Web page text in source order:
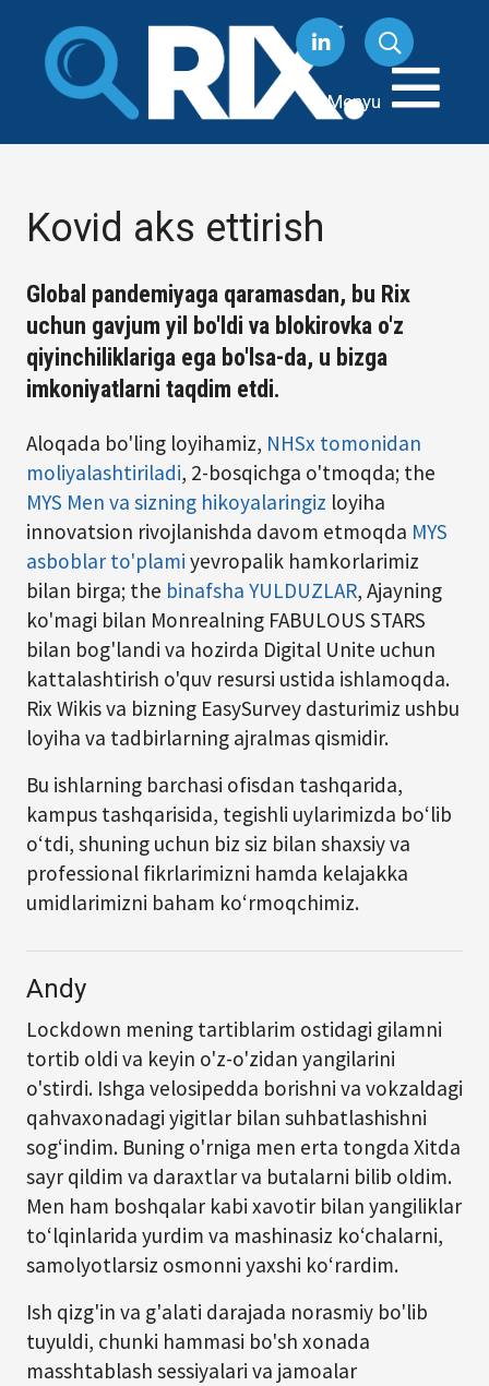
Menyu
Kovid aks ettirish
Global pandemiyaga qaramasdan, bu Rix
uchun gavjum yil bo'ldi va blokirovka o'z
qiyinchiliklariga ega bo'lsa-da, u bizga
imkoniyatlarni taqdim etdi.
Aloqada bo'ling loyihamiz, NHSx tomonidan
moliyalashtiriladi, 2-bosqichga o'tmoqda; the
MYS Men va sizning hikoyalaringiz loyiha
innovatsion rivojlanishda davom etmoqda MYS
asboblar to'plami yevropalik hamkorlarimiz
bilan birga; the binafsha YULDUZLAR, Ajayning
ko'magi bilan Monrealning FABULOUS STARS
bilan bog'landi va hozirda Digital Unite uchun
kattalashtirish o'quv resursi ustida ishlamoqda.
Rix Wikis va bizning EasySurvey dasturimiz ushbu
loyiha va tadbirlarning ajralmas qismidir.
Bu ishlarning barchasi ofisdan tashqarida,
kampus tashqarisida, tegishli uylarimizda bo‘lib
o‘tdi, shuning uchun biz siz bilan shaxsiy va
professional fikrlarimizni hamda kelajakka
umidlarimizni baham ko‘rmoqchimiz.
Andy
Lockdown mening tartiblarim ostidagi gilamni
tortib oldi va keyin o'z-o'zidan yangilarini
o'stirdi. Ishga velosipedda borishni va vokzaldagi
qahvaxonadagi yigitlar bilan suhbatlashishni
sog‘indim. Buning o'rniga men erta tongda Xitda
sayr qildim va daraxtlar va butalarni bilib oldim.
Men ham boshqalar kabi xavotir bilan yangiliklar
to‘lqinlarida yurdim va mashinasiz ko‘chalarni,
samolyotlarsiz osmonni yaxshi ko‘rardim.
Ish qizg'in va g'alati darajada norasmiy bo'lib
tuyuldi, chunki hammasi bo'sh xonada
masshtablash sessiyalari va jamoalar